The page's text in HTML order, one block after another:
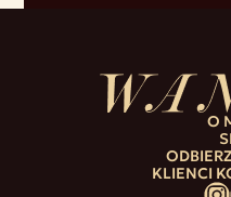
O
KLIENCI